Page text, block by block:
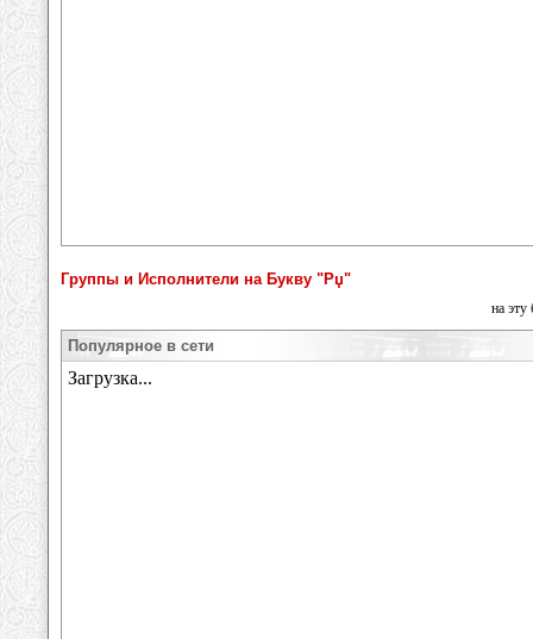
Группы и Исполнители на Букву "Рџ"
на эту
Популярное в сети